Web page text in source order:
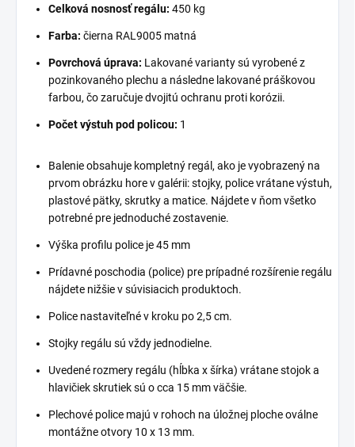
Celková nosnosť regálu: 450 kg
Farba: čierna RAL9005 matná
Povrchová úprava: Lakované varianty sú vyrobené z
pozinkovaného plechu a následne lakované práškovou
farbou, čo zaručuje dvojitú ochranu proti korózii.
Počet výstuh pod policou: 1
Balenie obsahuje kompletný regál, ako je vyobrazený na
prvom obrázku hore v galérii: stojky, police vrátane výstuh,
plastové pätky, skrutky a matice. Nájdete v ňom všetko
potrebné pre jednoduché zostavenie.
Výška profilu police je 45 mm
Prídavné poschodia (police) pre prípadné rozšírenie regálu
nájdete nižšie v súvisiacich produktoch.
Police nastaviteľné v kroku po 2,5 cm.
Stojky regálu sú vždy jednodielne.
Uvedené rozmery regálu (hĺbka x šírka) vrátane stojok a
hlavičiek skrutiek sú o cca 15 mm väčšie.
Plechové police majú v rohoch na úložnej ploche oválne
montážne otvory 10 x 13 mm.